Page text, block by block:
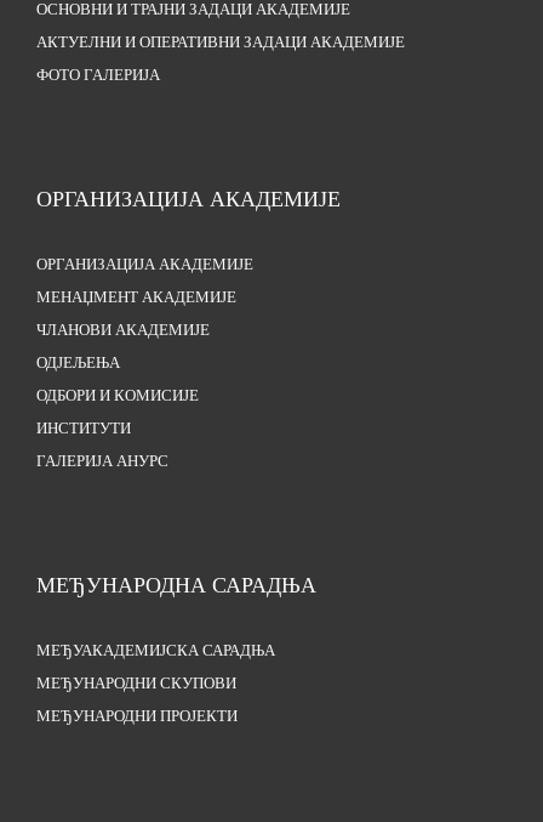
ОСНОВНИ И ТРАЈНИ ЗАДАЦИ АКАДЕМИЈЕ
АКТУЕЛНИ И ОПЕРАТИВНИ ЗАДАЦИ АКАДЕМИЈЕ
ФОТО ГАЛЕРИЈА
ОРГАНИЗАЦИЈА АКАДЕМИЈЕ
ОРГАНИЗАЦИЈА АКАДЕМИЈЕ
МЕНАЏМЕНТ АКАДЕМИЈЕ
ЧЛАНОВИ АКАДЕМИЈЕ
ОДЈЕЉЕЊА
ОДБОРИ И КОМИСИЈЕ
ИНСТИТУТИ
ГАЛЕРИЈА АНУРС
МЕЂУНАРОДНА САРАДЊА
МЕЂУАКАДЕМИЈСКА САРАДЊА
МЕЂУНАРОДНИ СКУПОВИ
МЕЂУНАРОДНИ ПРОЈЕКТИ